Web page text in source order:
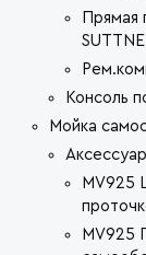
Прямая
Консоль
Мойка
MV925
MV925